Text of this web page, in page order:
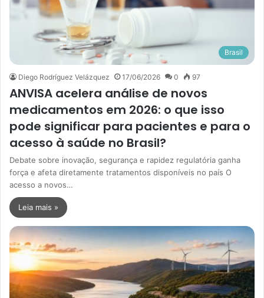
Brasil
Diego Rodríguez Velázquez 17/06/2026 0 97
ANVISA acelera análise de novos
medicamentos em 2026: o que isso
pode significar para pacientes e para o
acesso à saúde no Brasil?
Debate sobre inovação, segurança e rapidez regulatória ganha
força e afeta diretamente tratamentos disponíveis no país O
acesso a novos…
Leia mais »